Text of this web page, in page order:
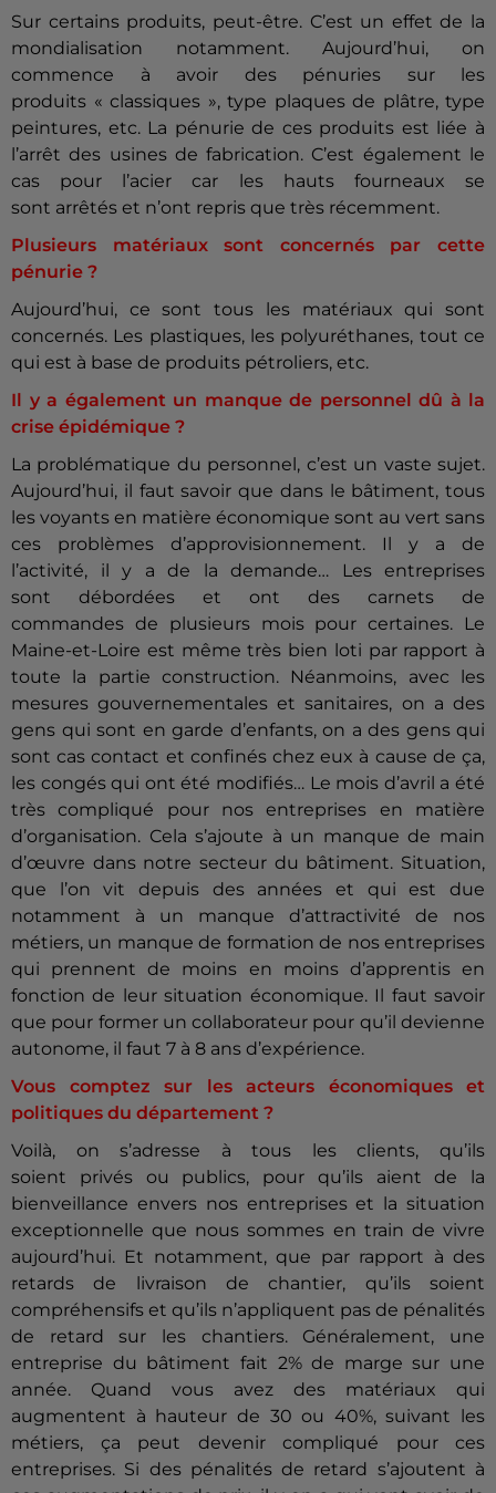
Sur certains produits, peut-être. C’est un effet de la
mondialisation notamment. Aujourd’hui, on
commence à avoir des pénuries sur les
produits « classiques », type plaques de plâtre, type
peintures, etc. La pénurie de ces produits est liée à
l’arrêt des usines de fabrication. C’est également le
cas pour l’acier car les hauts fourneaux se
sont arrêtés et n’ont repris que très récemment.
Plusieurs matériaux sont concernés par cette
pénurie ?
Aujourd’hui, ce sont tous les matériaux qui sont
concernés. Les plastiques, les polyuréthanes, tout ce
qui est à base de produits pétroliers, etc.
Il y a également un manque de personnel dû à la
crise épidémique ?
La problématique du personnel, c’est un vaste sujet.
Aujourd’hui, il faut savoir que dans le bâtiment, tous
les voyants en matière économique sont au vert sans
ces problèmes d’approvisionnement. Il y a de
l’activité, il y a de la demande… Les entreprises
sont débordées et ont des carnets de
commandes de plusieurs mois pour certaines. Le
Maine-et-Loire est même très bien loti par rapport à
toute la partie construction. Néanmoins, avec les
mesures gouvernementales et sanitaires, on a des
gens qui sont en garde d’enfants, on a des gens qui
sont cas contact et confinés chez eux à cause de ça,
les congés qui ont été modifiés… Le mois d’avril a été
très compliqué pour nos entreprises en matière
d’organisation. Cela s’ajoute à un manque de main
d’œuvre dans notre secteur du bâtiment. Situation,
que l’on vit depuis des années et qui est due
notamment à un manque d’attractivité de nos
métiers, un manque de formation de nos entreprises
qui prennent de moins en moins d’apprentis en
fonction de leur situation économique. Il faut savoir
que pour former un collaborateur pour qu’il devienne
autonome, il faut 7 à 8 ans d’expérience.
Vous comptez sur les acteurs économiques et
politiques du département ?
Voilà, on s’adresse à tous les clients, qu’ils
soient privés ou publics, pour qu’ils aient de la
bienveillance envers nos entreprises et la situation
exceptionnelle que nous sommes en train de vivre
aujourd’hui. Et notamment, que par rapport à des
retards de livraison de chantier, qu’ils soient
compréhensifs et qu’ils n’appliquent pas de pénalités
de retard sur les chantiers. Généralement, une
entreprise du bâtiment fait 2% de marge sur une
année. Quand vous avez des matériaux qui
augmentent à hauteur de 30 ou 40%, suivant les
métiers, ça peut devenir compliqué pour ces
entreprises. Si des pénalités de retard s’ajoutent à